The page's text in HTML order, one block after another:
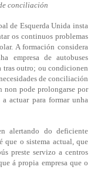
conciliación
de Esquerda Unida insta
os continuos problemas
A formación considera
empresa de autobuses
tras outro; ou condicionen
de conciliación
non pode prolongarse por
actuar para formar unha
alertando do deficiente
que o sistema actual, que
preste servizo a centros
á propia empresa que o